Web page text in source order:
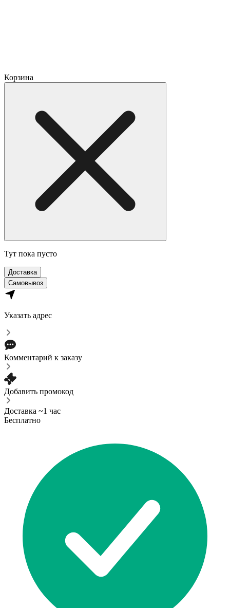
Корзина
Тут пока пусто
Доставка
Самовывоз
Указать адрес
Комментарий к заказу
Добавить промокод
Доставка ~1 час
Бесплатно